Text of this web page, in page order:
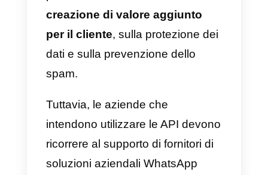
obiettivo di creare solidi rapporti
con i propri utenti.
Questa prima versione aziendale
dell’App, oltre ad essere gratuita,
si adatta bene nelle PMIe
consente loro di: